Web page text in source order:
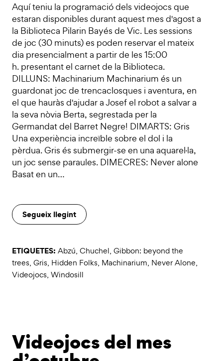
Aquí teniu la programació dels videojocs que
estaran disponibles durant aquest mes d'agost a
la Biblioteca Pilarin Bayés de Vic. Les sessions
de joc (30 minuts) es poden reservar el mateix
dia presencialment a partir de les 15:00
h. presentant el carnet de la Biblioteca.
DILLUNS: Machinarium Machinarium és un
guardonat joc de trencaclosques i aventura, en
el que hauràs d'ajudar a Josef el robot a salvar a
la seva nòvia Berta, segrestada per la
Germandat del Barret Negre! DIMARTS: Gris
Una experiència increïble sobre el dol i la
pèrdua. Gris és submergir-se en una aquarel·la,
un joc sense paraules. DIMECRES: Never alone
Basat en un…
Segueix llegint
ETIQUETES: Abzú, Chuchel, Gibbon: beyond the
trees, Gris, Hidden Folks, Machinarium, Never Alone,
Videojocs, Windosill
Videojocs del mes